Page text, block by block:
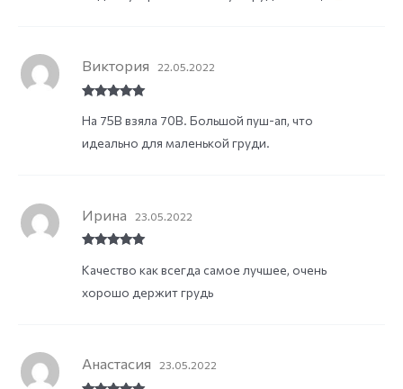
of 5
Виктория 22.05.2022
На 75В взяла 70В. Большой пуш-ап, что
идеально для маленькой груди.
of 5
Ирина 23.05.2022
Качество как всегда самое лучшее, очень
хорошо держит грудь
Анастасия 23.05.2022